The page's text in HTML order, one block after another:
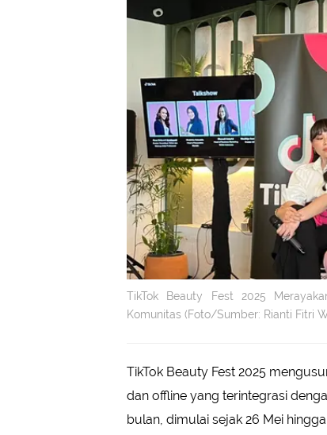
TikTok Beauty Fest 2025
Komunitas (Foto/Sumber: Rianti Fitri
TikTok Beauty Fest 2025
dan offline yang terintegrasi
bulan, dimulai sejak 26 Mei